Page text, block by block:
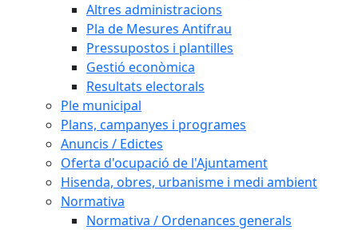
Altres administracions
Pla de Mesures Antifrau
Pressupostos i plantilles
Gestió econòmica
Resultats electorals
Ple municipal
Plans, campanyes i programes
Anuncis / Edictes
Oferta d'ocupació de l'Ajuntament
Hisenda, obres, urbanisme i medi ambient
Normativa
Normativa / Ordenances generals